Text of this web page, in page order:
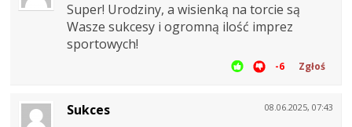
Super! Urodziny, a wisienką na torcie są
Wasze sukcesy i ogromną ilość imprez
sportowych!
-6 Zgłoś
08.06.2025, 07:43
Sukces